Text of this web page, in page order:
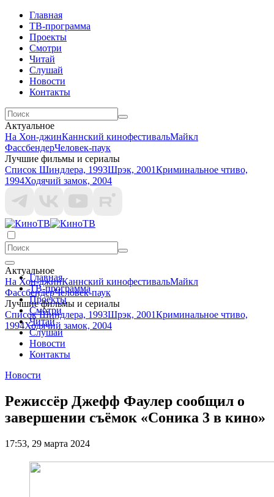
Главная
ТВ-программа
Проекты
Смотри
Читай
Слушай
Новости
Контакты
Актуальное
На Хон-джинКаннский кинофестивальМайкл
ФассбендерЧеловек-паук
Лучшие фильмы и сериалы
Список Шиндлера, 1993Шрэк, 2001Криминальное чтиво,
1994Ходячий замок, 2004
Актуальное
На Хон-джинКаннский кинофестивальМайкл
ФассбендерЧеловек-паук
Лучшие фильмы и сериалы
Список Шиндлера, 1993Шрэк, 2001Криминальное чтиво,
1994Ходячий замок, 2004
Главная
ТВ-программа
Проекты
Смотри
Читай
Слушай
Новости
Контакты
Новости
Режиссёр Джефф Фаулер сообщил о
завершении съёмок «Соника 3 в кино»
17:53, 29 марта 2024